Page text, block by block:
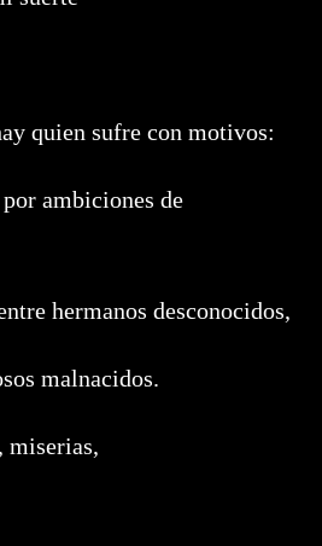
quien sufre con motivos:
ambiciones de
hermanos desconocidos,
malnacidos.
miserias,